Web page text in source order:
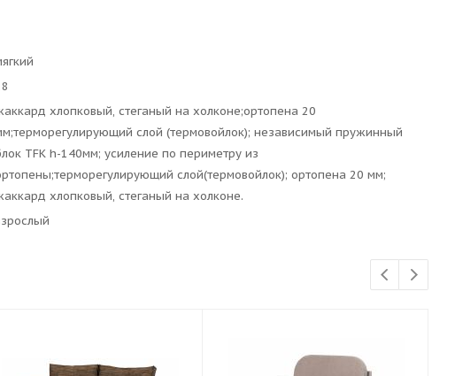
хлопковый, стеганый на холконе;ортопена 20
слой (термовойлок); независимый пружинный
TFK h-140мм; усиление по периметру из
слой(термовойлок); ортопена 20 мм;
хлопковый, стеганый на холконе.